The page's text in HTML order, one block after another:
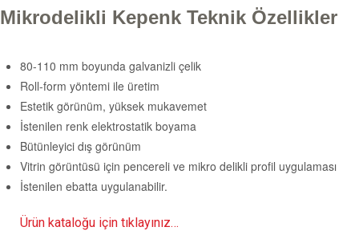
Mikrodelikli Kepenk Teknik Özellikler
80-110 mm boyunda galvanizli çelik
Roll-form yöntemi ile üretim
Estetik görünüm, yüksek mukavemet
İstenilen renk elektrostatik boyama
Bütünleyici dış görünüm
Vitrin görüntüsü için pencereli ve mikro delikli profil uygulaması
İstenilen ebatta uygulanabilir.
Ürün kataloğu için tıklayınız…